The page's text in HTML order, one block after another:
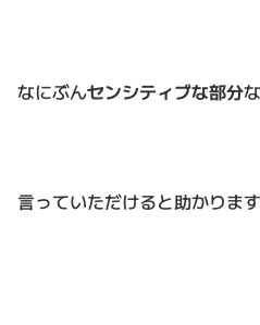
なにぶんセンシティブな部分
言っていただけると助かりま